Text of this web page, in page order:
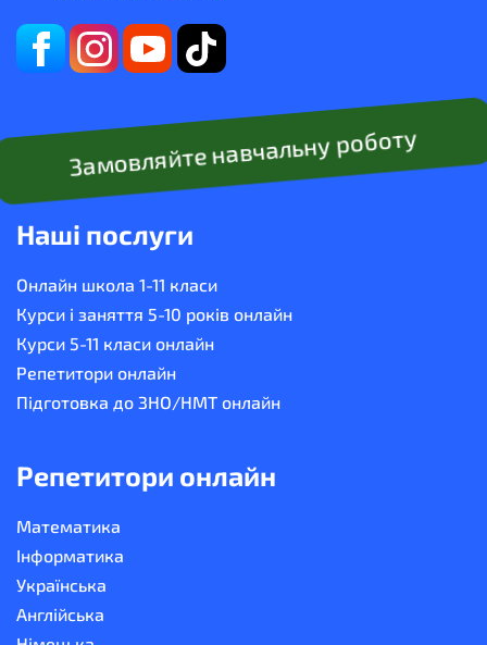
Замовляйте навчальну роботу
Наші послуги
Онлайн школа 1-11 класи
Курси і заняття 5-10 років онлайн
Курси 5-11 класи онлайн
Репетитори онлайн
Підготовка до ЗНО/НМТ онлайн
Репетитори онлайн
Математика
Інформатика
Українська
Англійська